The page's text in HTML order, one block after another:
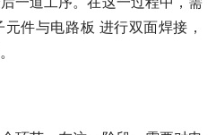
件与电路板 进行双面焊接，